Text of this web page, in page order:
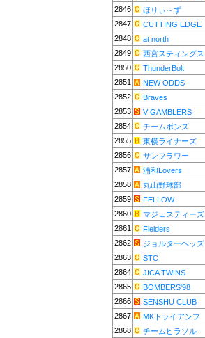
2846
ほりぃ～ず
2847
CUTTING EDGE
2848
at north
2849
西宮スティングス
2850
ThunderBolt
2851
NEW ODDS
2852
Braves
2853
V GAMBLERS
2854
チームボンズ
2855
東横ライナーズ
2856
サンフラワー
2857
浦和Lovers
2858
丸山野球部
2859
FELLOW
2860
マジェスティーズ
2861
Fielders
2862
ジョルターヘッズ
2863
STC
2864
JICA TWINS
2865
BOMBERS'98
2866
SENSHU CLUB
2867
MKトライアンフ
2868
チームヒラソル